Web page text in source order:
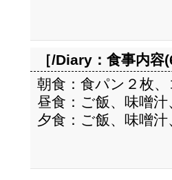
［/Diary： 食事内容
朝食：食パン２枚
昼食：ご飯、味噌
夕食：ご飯、味噌